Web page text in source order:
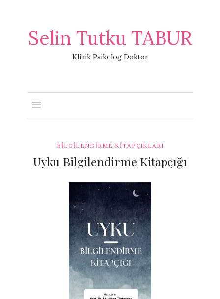
Selin Tutku TABUR
Klinik Psikolog Doktor
BILGILENDIRME KITAPÇIKLARI
Uyku Bilgilendirme Kitapçığı